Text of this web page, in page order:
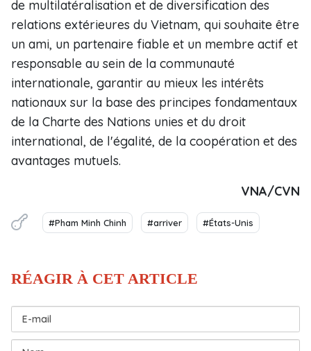
de multilatéralisation et de diversification des
relations extérieures du Vietnam, qui souhaite être
un ami, un partenaire fiable et un membre actif et
responsable au sein de la communauté
internationale, garantir au mieux les intérêts
nationaux sur la base des principes fondamentaux
de la Charte des Nations unies et du droit
international, de l'égalité, de la coopération et des
avantages mutuels.
VNA/CVN
#Pham Minh Chinh #arriver #États-Unis